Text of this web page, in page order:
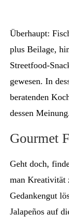
Überhaupt:
plus Beilage,
Streetfood-
gewesen. In
beratenden
dessen
Gourmet
Geht doch,
man Kreativität
Gedankengut
Jalapeños auf